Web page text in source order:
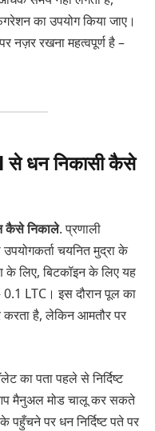
का उपयोग किया जाए।
नज़र रखना महत्वपूर्ण है –
धन निकासी कैसे
कैसे निकाले. प्रणाली
चयनित मुद्रा के
के लिए, बिटकॉइन के लिए यह
LTC। इस दौरान पूल का
करता है, लेकिन आमतौर पर
का पता पहले से निर्दिष्ट
मैनुअल मोड चालू कर सकते
पहुँचने पर धन निर्दिष्ट पते पर